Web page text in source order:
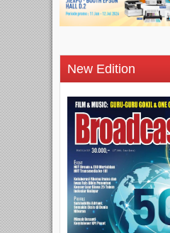
New Edition